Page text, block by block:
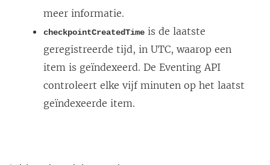
meer informatie.
checkpointCreatedTime is de laatste
geregistreerde tijd, in UTC, waarop een
item is geïndexeerd. De Eventing API
controleert elke vijf minuten op het laatst
geïndexeerde item.